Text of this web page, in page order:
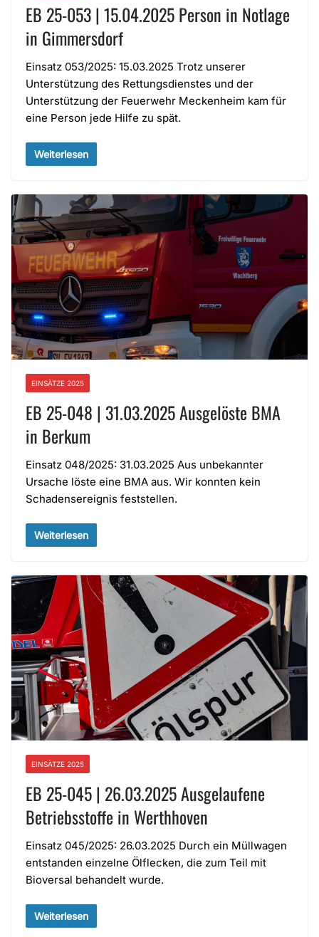
EB 25-053 | 15.04.2025 Person in Notlage
in Gimmersdorf
Einsatz 053/2025: 15.03.2025 Trotz unserer
Unterstützung des Rettungsdienstes und der
Unterstützung der Feuerwehr Meckenheim kam für
eine Person jede Hilfe zu spät.
Weiterlesen
EINSÄTZE 2025
EB 25-048 | 31.03.2025 Ausgelöste BMA
in Berkum
Einsatz 048/2025: 31.03.2025 Aus unbekannter
Ursache löste eine BMA aus. Wir konnten kein
Schadensereignis feststellen.
Weiterlesen
EINSÄTZE 2025
EB 25-045 | 26.03.2025 Ausgelaufene
Betriebsstoffe in Werthhoven
Einsatz 045/2025: 26.03.2025 Durch ein Müllwagen
entstanden einzelne Ölflecken, die zum Teil mit
Bioversal behandelt wurde.
Weiterlesen